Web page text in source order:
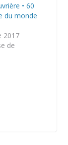
• 60
du monde
2017
de